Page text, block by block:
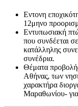
Εντονη
12μηνο
Εντυπωσιακή
που συνδέεται
κατάλληλης
συνέδρια.
Θέματα
Αθήνας, των
χαρακτήρα
Μαραθωνίου- για